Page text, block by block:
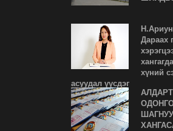
Дараах
хүний
асуудал үүсдэг